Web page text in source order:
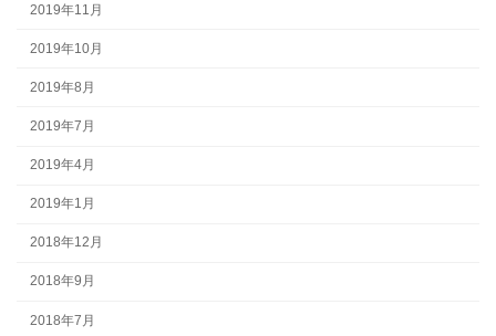
2019年11月
2019年10月
2019年8月
2019年7月
2019年4月
2019年1月
2018年12月
2018年9月
2018年7月